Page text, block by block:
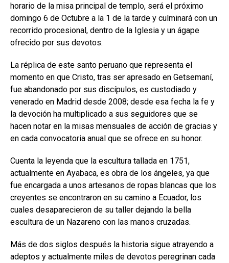
horario de la misa principal de templo, será el próximo
domingo 6 de Octubre a la 1 de la tarde y culminará con un
recorrido procesional, dentro de la Iglesia y un ágape
ofrecido por sus devotos.
La réplica de este santo peruano que representa el
momento en que Cristo, tras ser apresado en Getsemaní,
fue abandonado por sus discípulos, es custodiado y
venerado en Madrid desde 2008; desde esa fecha la fe y
la devoción ha multiplicado a sus seguidores que se
hacen notar en la misas mensuales de acción de gracias y
en cada convocatoria anual que se ofrece en su honor.
Cuenta la leyenda que la escultura tallada en 1751,
actualmente en Ayabaca, es obra de los ángeles, ya que
fue encargada a unos artesanos de ropas blancas que los
creyentes se encontraron en su camino a Ecuador, los
cuales desaparecieron de su taller dejando la bella
escultura de un Nazareno con las manos cruzadas.
Más de dos siglos después la historia sigue atrayendo a
adeptos y actualmente miles de devotos peregrinan cada